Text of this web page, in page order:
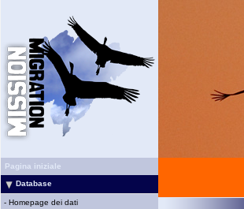
Pagina iniziale
Database
- Homepage dei dati